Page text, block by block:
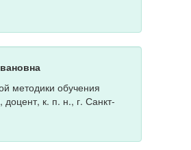
методики обучения
к. п. н., г. Санкт-